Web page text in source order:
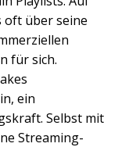
oft über seine
für sich.
ein
Selbst mit
Streaming-